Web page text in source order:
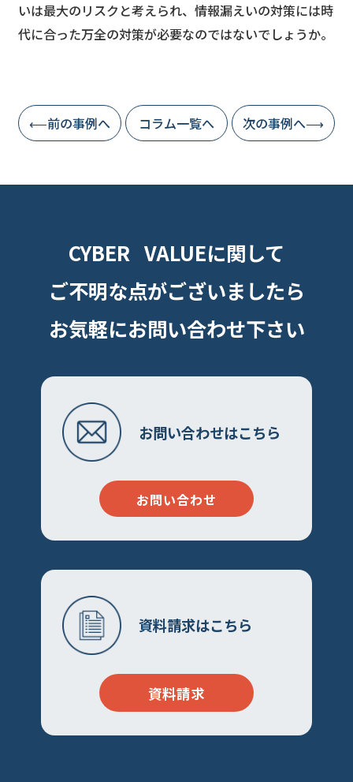
いは最大のリスクと考えられ、情報漏えいの対策には時
代に合った万全の対策が必要なのではないでしょうか。
⟵前の事例へ コラム一覧へ 次の事例へ⟶
CYBER VALUEに関して
ご不明な点がございましたら
お気軽にお問い合わせ下さい
お問い合わせはこちら
お問い合わせ
資料請求はこちら
資料請求